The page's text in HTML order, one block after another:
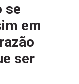
se
em
ser